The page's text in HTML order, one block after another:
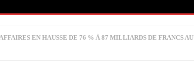
EN HAUSSE DE 76 % À 87 MILLIARDS DE FRANCS AU